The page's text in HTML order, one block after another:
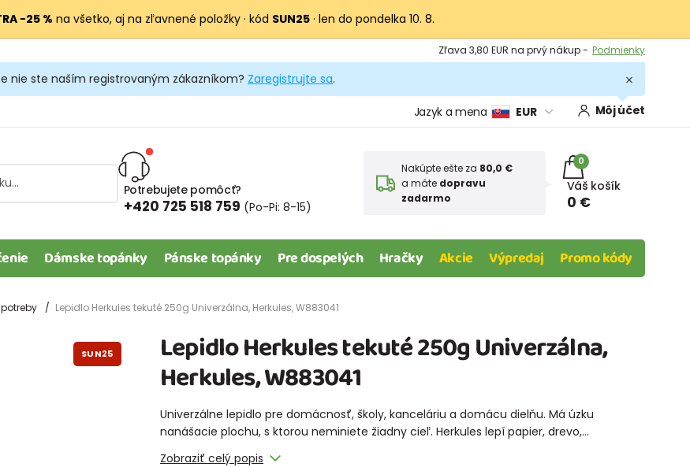
−25 % na všetko, aj na zľavnené položky · kód SUN25 · len do pondelka 10. 8.
Výmena a vrátenie tovaru - Zobraziť
Zľava 3,80 EUR na prvý nákup - Podmienky
nie ste naším registrovaným zákazníkom? Zaregistrujte sa.
Jazyk a mena EUR Môj účet
Potrebujete pomôcť?
+420 725 518 759 (Po-Pi: 8-15)
Nakúpte ešte za 80,0 €
a máte dopravu
zadarmo
0
Váš košík
0 €
Dámske topánky Pánske topánky Pre dospelých Hračky Akcie Výpredaj Promo kódy
Lepidlo Herkules tekuté 250g Univerzálna, Herkules, W883041
Lepidlo Herkules tekuté 250g Univerzálna,
Herkules, W883041
Univerzálne lepidlo pre domácnosť, školy, kanceláriu a domácu dielňu. Má úzku
nanášacie plochu, s ktorou neminiete žiadny cieľ. Herkules lepí papier, drevo,…
Zobraziť celý popis
SUN25